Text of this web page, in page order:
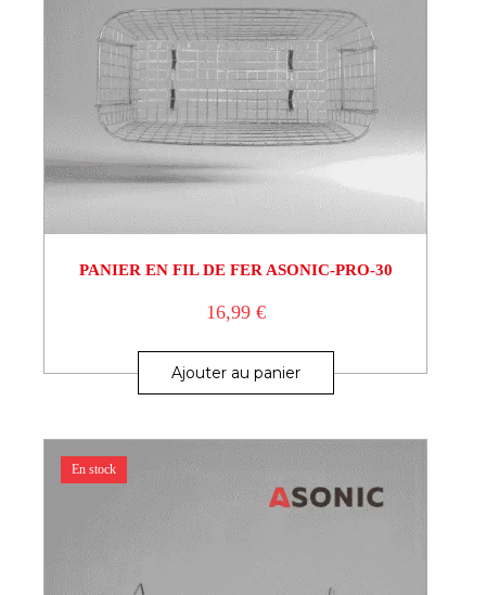
PANIER EN FIL DE FER ASONIC-PRO-30
16,99 €
Ajouter au panier
En stock